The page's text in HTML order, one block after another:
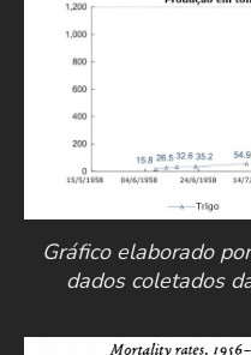
Gráfico elaborado
dados coletados